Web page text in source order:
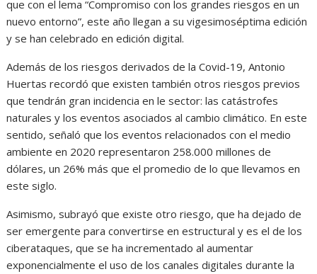
que con el lema “Compromiso con los grandes riesgos en un
nuevo entorno”, este año llegan a su vigesimoséptima edición
y se han celebrado en edición digital.
Además de los riesgos derivados de la Covid-19, Antonio
Huertas recordó que existen también otros riesgos previos
que tendrán gran incidencia en le sector: las catástrofes
naturales y los eventos asociados al cambio climático. En este
sentido, señaló que los eventos relacionados con el medio
ambiente en 2020 representaron 258.000 millones de
dólares, un 26% más que el promedio de lo que llevamos en
este siglo.
Asimismo, subrayó que existe otro riesgo, que ha dejado de
ser emergente para convertirse en estructural y es el de los
ciberataques, que se ha incrementado al aumentar
exponencialmente el uso de los canales digitales durante la